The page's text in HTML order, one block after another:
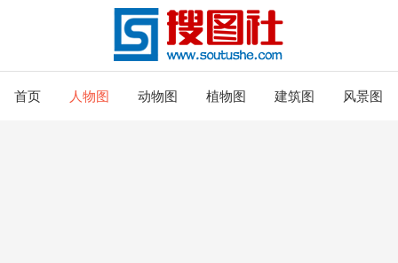
首页 人物图 动物图 植物图 建筑图 风景图